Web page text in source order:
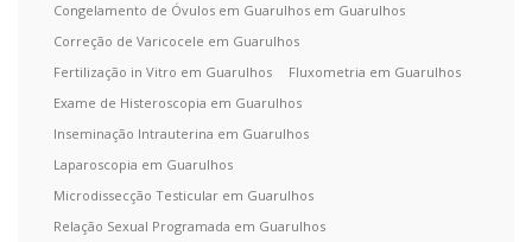
Congelamento de Óvulos em Guarulhos em Guarulhos
Correção de Varicocele em Guarulhos
Fertilização in Vitro em Guarulhos
Fluxometria em Guarulhos
Exame de Histeroscopia em Guarulhos
Inseminação Intrauterina em Guarulhos
Laparoscopia em Guarulhos
Microdissecção Testicular em Guarulhos
Relação Sexual Programada em Guarulhos